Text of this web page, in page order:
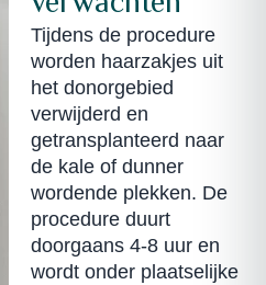
Tijdens de procedure
worden haarzakjes uit
het donorgebied
verwijderd en
getransplanteerd naar
de kale of dunner
wordende plekken. De
procedure duurt
doorgaans 4-8 uur en
wordt onder plaatselijke